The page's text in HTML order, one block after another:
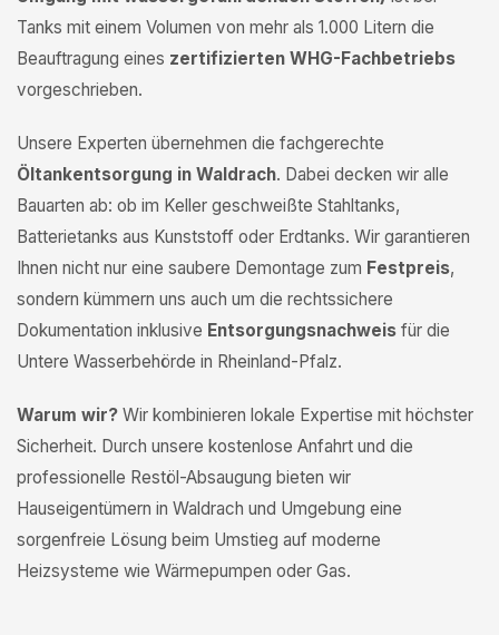
Tanks mit einem Volumen von mehr als 1.000 Litern die
Beauftragung eines zertifizierten WHG-Fachbetriebs
vorgeschrieben.
Unsere Experten übernehmen die fachgerechte
Öltankentsorgung in Waldrach. Dabei decken wir alle
Bauarten ab: ob im Keller geschweißte Stahltanks,
Batterietanks aus Kunststoff oder Erdtanks. Wir garantieren
Ihnen nicht nur eine saubere Demontage zum Festpreis,
sondern kümmern uns auch um die rechtssichere
Dokumentation inklusive Entsorgungsnachweis für die
Untere Wasserbehörde in Rheinland-Pfalz.
Warum wir? Wir kombinieren lokale Expertise mit höchster
Sicherheit. Durch unsere kostenlose Anfahrt und die
professionelle Restöl-Absaugung bieten wir
Hauseigentümern in Waldrach und Umgebung eine
sorgenfreie Lösung beim Umstieg auf moderne
Heizsysteme wie Wärmepumpen oder Gas.